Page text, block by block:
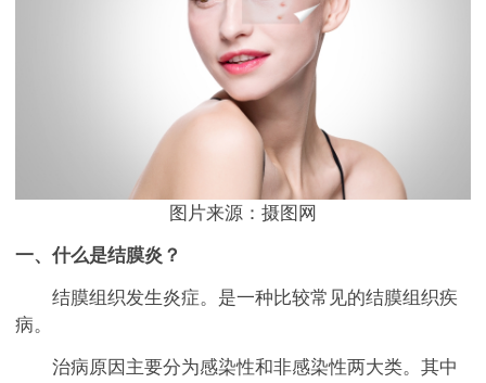
图片来源：摄图网
一、什么是结膜炎？
结膜组织发生炎症。是一种比较常见的结膜组织疾
病。
治病原因主要分为感染性和非感染性两大类。其中